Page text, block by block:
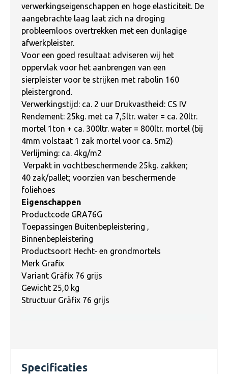
verwerkingseigenschappen en hoge elasticiteit. De
aangebrachte laag laat zich na droging
probleemloos overtrekken met een dunlagige
afwerkpleister.
Voor een goed resultaat adviseren wij het
oppervlak voor het aanbrengen van een
sierpleister voor te strijken met rabolin 160
pleistergrond.
Verwerkingstijd: ca. 2 uur Drukvastheid: CS IV
Rendement: 25kg. met ca 7,5ltr. water = ca. 20ltr.
mortel 1ton + ca. 300ltr. water = 800ltr. mortel (bij
4mm volstaat 1 zak mortel voor ca. 5m2)
Verlijming: ca. 4kg/m2
Verpakt in vochtbeschermende 25kg. zakken;
40 zak/pallet; voorzien van beschermende
foliehoes
Eigenschappen
Productcode GRA76G
Toepassingen Buitenbepleistering ,
Binnenbepleistering
Productsoort Hecht- en grondmortels
Merk Grafix
Variant Gräfix 76 grijs
Gewicht 25,0 kg
Structuur Gräfix 76 grijs
Specificaties